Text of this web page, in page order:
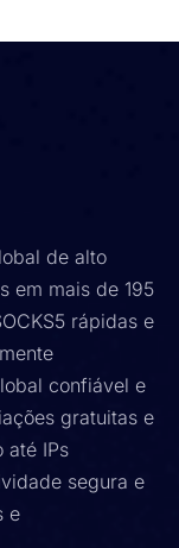
de alto
em mais de 195
rápidas e
confiável e
gratuitas e
até IPs
segura e
e